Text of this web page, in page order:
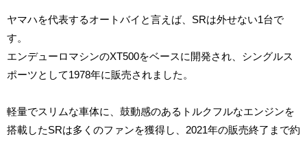
ヤマハを代表するオートバイと言えば、SRは外せない1台で
す。
エンデューロマシンのXT500をベースに開発され、シングルス
ポーツとして1978年に販売されました。
軽量でスリムな車体に、鼓動感のあるトルクフルなエンジンを
搭載したSRは多くのファンを獲得し、2021年の販売終了まで約